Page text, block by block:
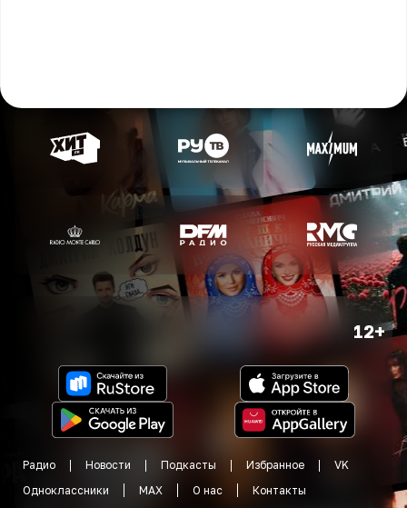
12+
Радио Новости Подкасты Избранное
VK
Одноклассники
MAX О нас Контакты